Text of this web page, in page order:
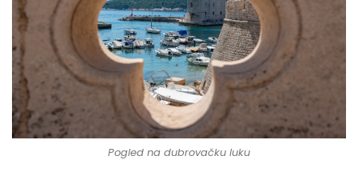
Pogled na dubrovačku luku